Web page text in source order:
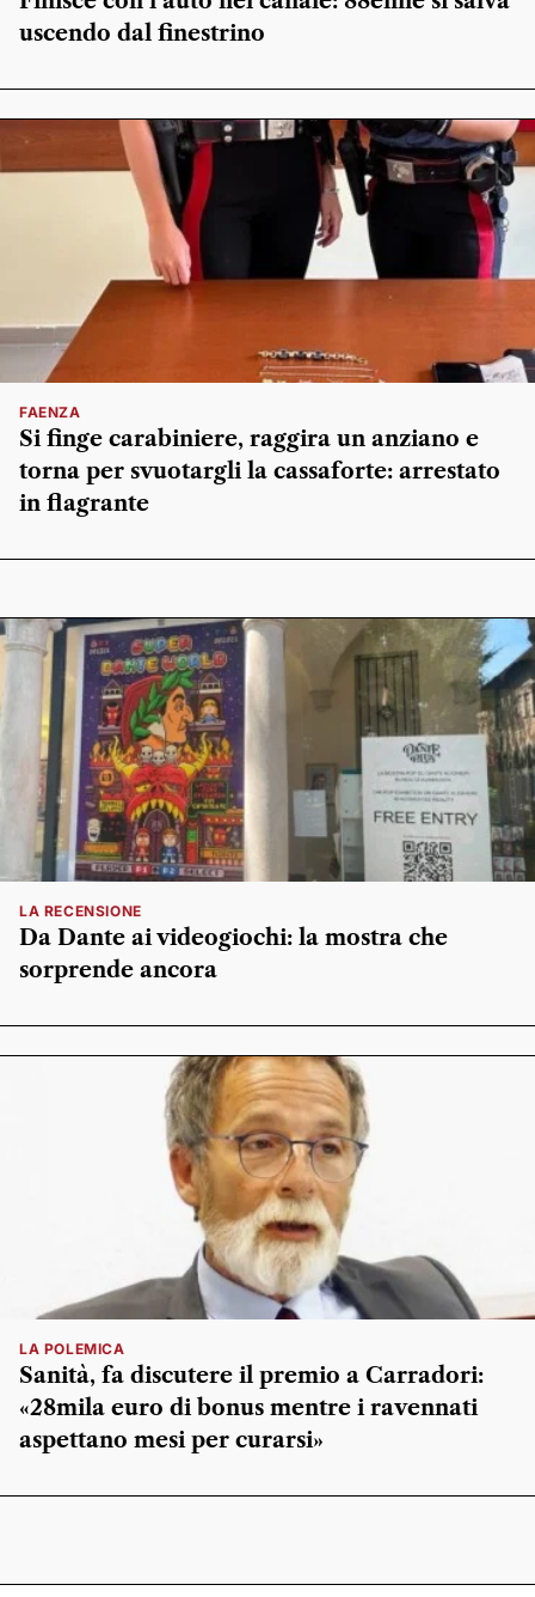
uscendo dal finestrino
FAENZA
Si finge carabiniere, raggira un anziano e
torna per svuotargli la cassaforte: arrestato
in flagrante
LA RECENSIONE
Da Dante ai videogiochi: la mostra che
sorprende ancora
LA POLEMICA
Sanità, fa discutere il premio a Carradori:
«28mila euro di bonus mentre i ravennati
aspettano mesi per curarsi»